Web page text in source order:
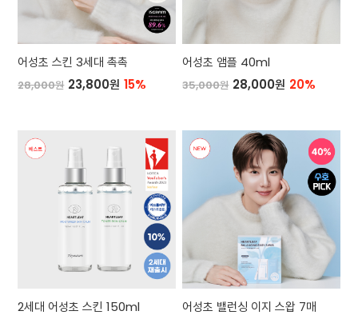
어성초 스킨 3세대 촉촉
28,000원 23,800원 15%
어성초 앰플 40ml
35,000원 28,000원 20%
2세대 어성초 스킨 150ml 어성초 밸런싱 이지 스왑 7매